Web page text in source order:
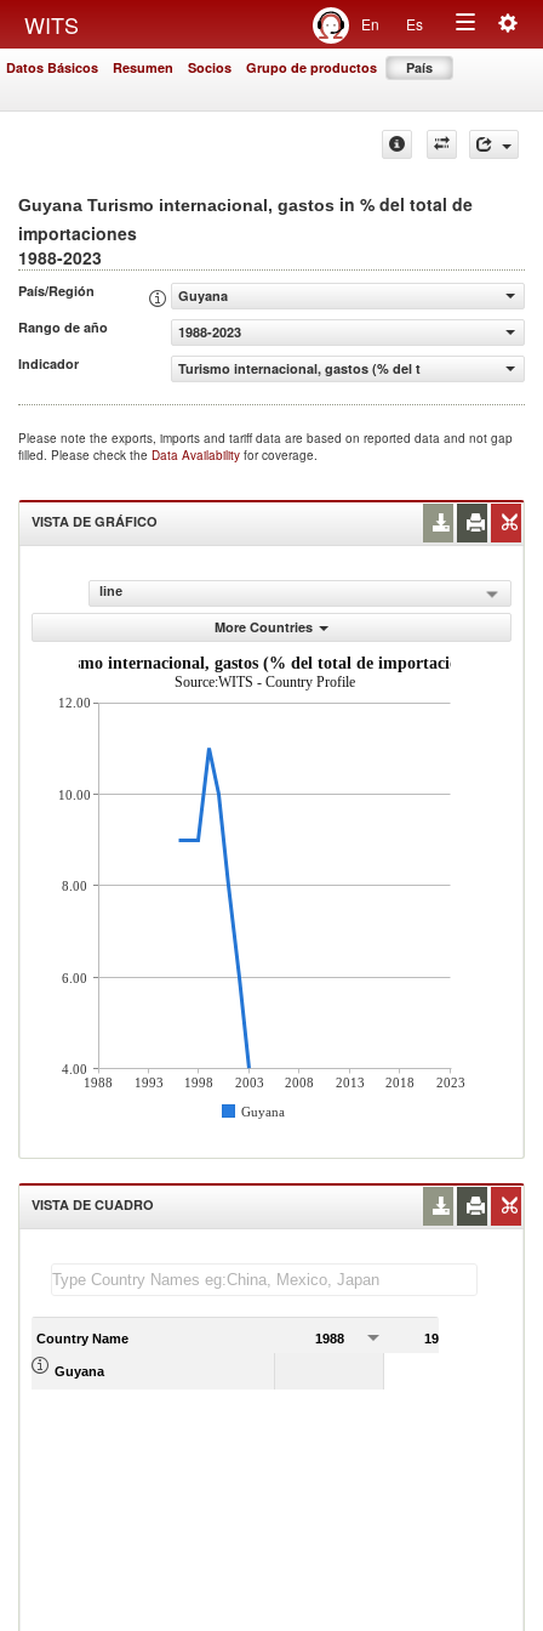
WITS En Es
Toggle
Datos Básicos Resumen Socios Grupo de productos País
Guyana Turismo internacional, gastos in % del total de
importaciones
1988-2023
País/Región
Guyana
Rango de año
1988-2023
Indicador
Turismo internacional, gastos (% del total de
Please note the exports, imports and tariff data are based on reported data and not gap
filled. Please check the Data Availability for coverage.
VISTA DE GRÁFICO
line
More Countries
Turismo internacional, gastos (% del total de importaciones)
Source:WITS - Country Profile
1988 1993 1998 2003 2008 2013 2018
2023
Guyana
12.00
10.00
8.00
6.00
4.00
VISTA DE CUADRO
Country Name 1988 1989
Guyana